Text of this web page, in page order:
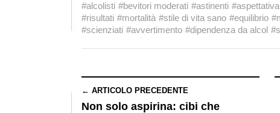
#alcolisti #bevitori moderati #astinenti
#risultati #mortalità #stile di vita sano #equilibrio
#scienziati #avvertimento #dipendenza da alcol
← ARTICOLO PRECEDENTE
Non solo aspirina: cibi che